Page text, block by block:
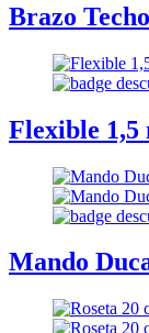
Brazo
Flexible 1,5
Mando